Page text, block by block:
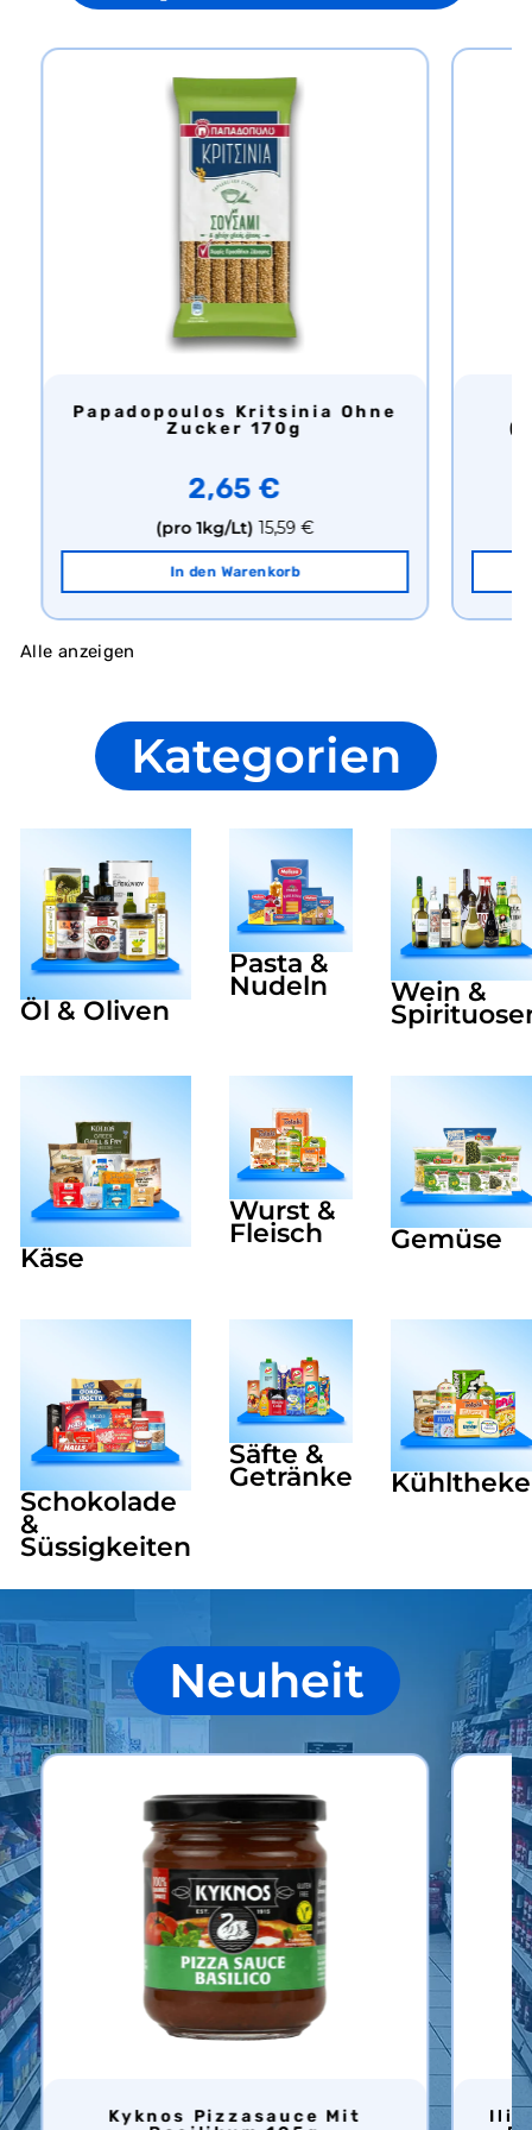
Papadopoulos Kritsinia Ohne
Zucker 170g
2,65 €
(pro 1kg/Lt) 15,59 €
In den Warenkorb
Alle anzeigen
Kategorien
Öl & Oliven
Pasta &
Nudeln Wein &
Käse
Wurst &
Fleisch Gemüse
Schokolade
&
Süssigkeiten
Säfte &
Getränke Kühltheke
Neuheit
Kyknos Pizzasauce Mit
Ilida Oliven Mix Mit Oregano